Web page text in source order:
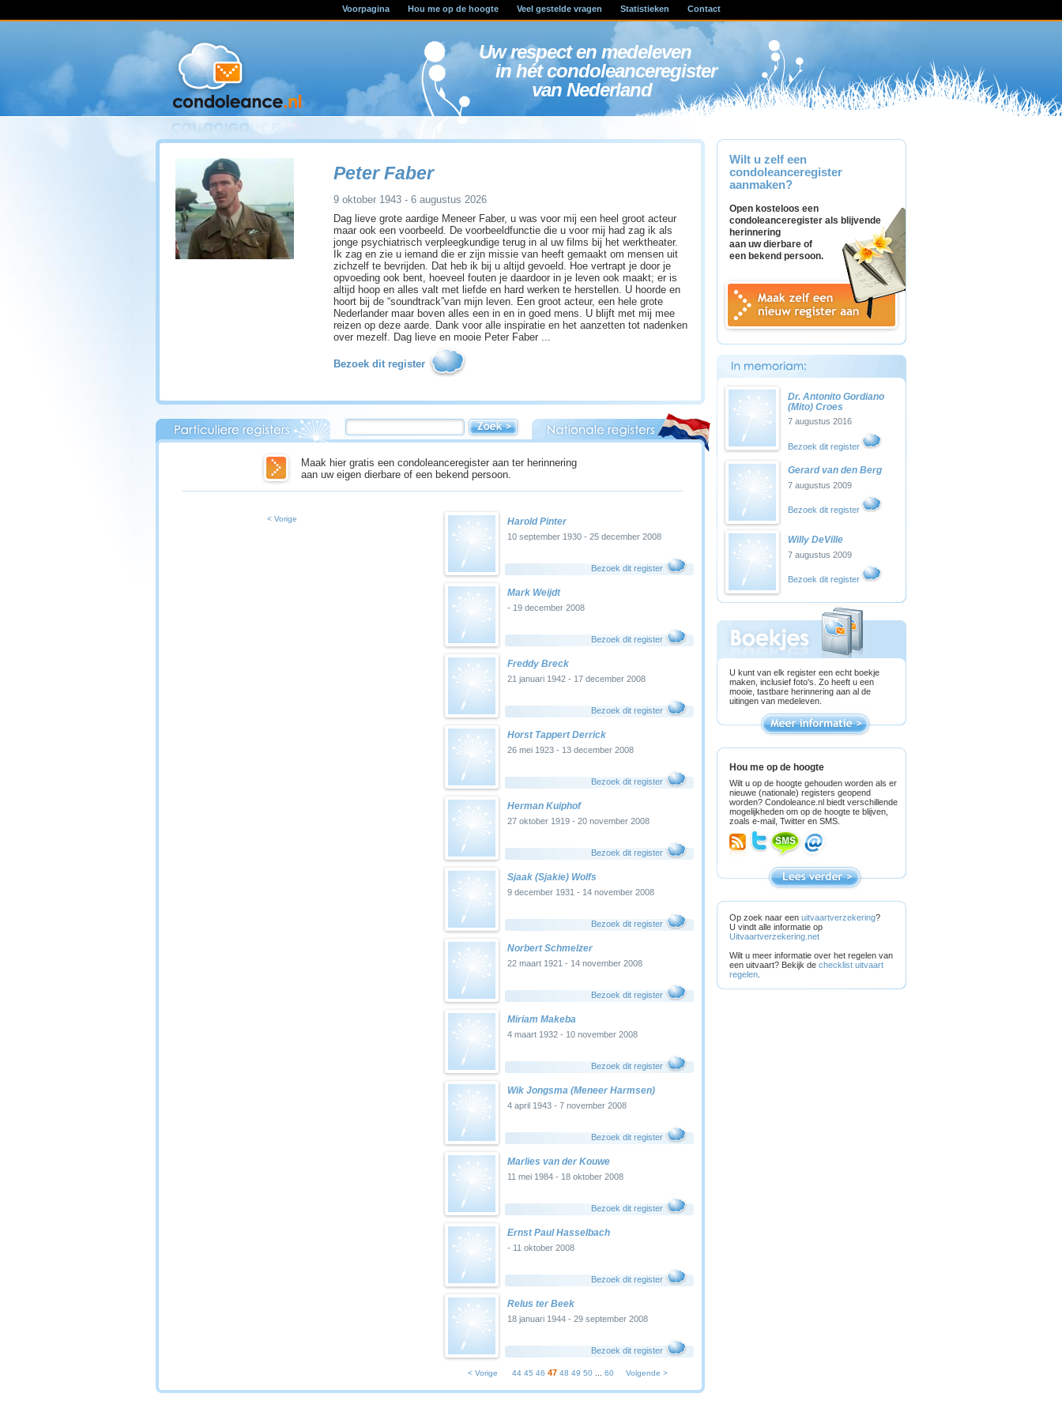
Voorpagina Hou me op de hoogte Veel gestelde vragen Statistieken Contact
Uw respect en medeleven
in hét condoleanceregister
van Nederland
Peter Faber
9 oktober 1943 - 6 augustus 2026
Dag lieve grote aardige Meneer Faber, u was voor mij een heel groot acteur
maar ook een voorbeeld. De voorbeeldfunctie die u voor mij had zag ik als
jonge psychiatrisch verpleegkundige terug in al uw films bij het werktheater.
Ik zag en zie u iemand die er zijn missie van heeft gemaakt om mensen uit
zichzelf te bevrijden. Dat heb ik bij u altijd gevoeld. Hoe vertrapt je door je
opvoeding ook bent, hoeveel fouten je daardoor in je leven ook maakt; er is
altijd hoop en alles valt met liefde en hard werken te herstellen. U hoorde en
hoort bij de “soundtrack”van mijn leven. Een groot acteur, een hele grote
Nederlander maar boven alles een in en in goed mens. U blijft met mij mee
reizen op deze aarde. Dank voor alle inspiratie en het aanzetten tot nadenken
over mezelf. Dag lieve en mooie Peter Faber ...
Bezoek dit register
Maak hier gratis een condoleanceregister aan ter herinnering
aan uw eigen dierbare of een bekend persoon.
< Vorige Harold Pinter
10 september 1930 - 25 december 2008
Bezoek dit register
Mark Weijdt
- 19 december 2008
Bezoek dit register
Freddy Breck
21 januari 1942 - 17 december 2008
Bezoek dit register
Horst Tappert Derrick
26 mei 1923 - 13 december 2008
Bezoek dit register
Herman Kuiphof
27 oktober 1919 - 20 november 2008
Bezoek dit register
Sjaak (Sjakie) Wolfs
9 december 1931 - 14 november 2008
Bezoek dit register
Norbert Schmelzer
22 maart 1921 - 14 november 2008
Bezoek dit register
Miriam Makeba
4 maart 1932 - 10 november 2008
Bezoek dit register
Wik Jongsma (Meneer Harmsen)
4 april 1943 - 7 november 2008
Bezoek dit register
Marlies van der Kouwe
11 mei 1984 - 18 oktober 2008
Bezoek dit register
Ernst Paul Hasselbach
- 11 oktober 2008
Bezoek dit register
Relus ter Beek
18 januari 1944 - 29 september 2008
Bezoek dit register
< Vorige 44 45 46 47 48 49 50... 60 Volgende >
Wilt u zelf een
condoleanceregister
aanmaken?
Open kosteloos een
condoleanceregister als blijvende
herinnering
aan uw dierbare of
een bekend persoon.
Dr. Antonito Gordiano
(Mito) Croes
7 augustus 2016
Bezoek dit register
Gerard van den Berg
7 augustus 2009
Bezoek dit register
Willy DeVille
7 augustus 2009
Bezoek dit register
U kunt van elk register een echt boekje
maken, inclusief foto's. Zo heeft u een
mooie, tastbare herinnering aan al de
uitingen van medeleven.
Hou me op de hoogte
Wilt u op de hoogte gehouden worden als er
nieuwe (nationale) registers geopend
worden? Condoleance.nl biedt verschillende
mogelijkheden om op de hoogte te blijven,
zoals e-mail, Twitter en SMS.
Op zoek naar een uitvaartverzekering?
U vindt alle informatie op
Uitvaartverzekering.net
Wilt u meer informatie over het regelen van
een uitvaart? Bekijk de checklist uitvaart
regelen